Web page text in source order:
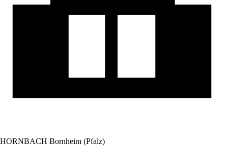
HORNBACH Bornheim (Pfalz)